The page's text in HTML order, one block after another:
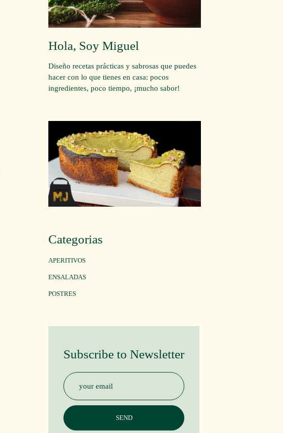
Hola, Soy Miguel
Diseño recetas prácticas y sabrosas que puedes
hacer con lo que tienes en casa: pocos
ingredientes, poco tiempo, ¡mucho sabor!
Categorias
APERITIVOS
ENSALADAS
POSTRES
Subscribe to Newsletter